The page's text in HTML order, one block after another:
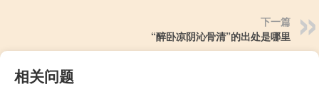
下一篇
“醉卧凉阴沁骨清”的出处是哪里
相关问题